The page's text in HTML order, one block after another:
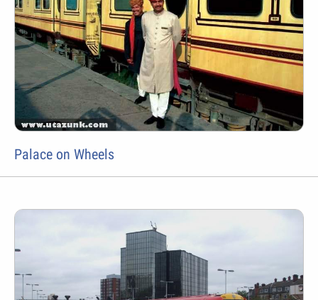
Palace on Wheels